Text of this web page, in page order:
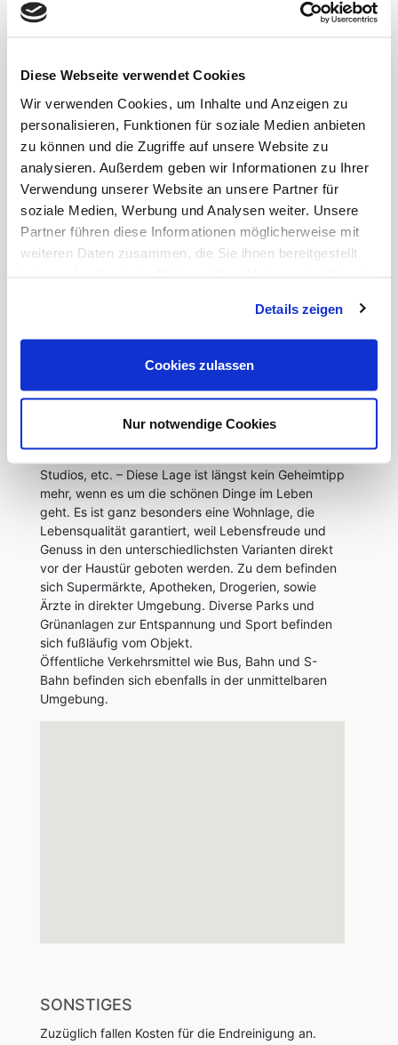
Diese Webseite verwendet Cookies
Wir verwenden Cookies, um Inhalte und Anzeigen zu
personalisieren, Funktionen für soziale Medien anbieten
zu können und die Zugriffe auf unsere Website zu
analysieren. Außerdem geben wir Informationen zu Ihrer
Verwendung unserer Website an unsere Partner für
soziale Medien, Werbung und Analysen weiter. Unsere
Partner führen diese Informationen möglicherweise mit
weiteren Daten zusammen, die Sie ihnen bereitgestellt
Details zeigen
Cookies zulassen
Nur notwendige Cookies
Baujahr lt. Energieausweis
1960
AUSSTATTUNG
-modern möbliert
-WLAN
-Smart-TV
-Duschbad
-Bügeleisen und Bügelbrett
-Handtücher und Bettwäsche
LAGE
Das Objekt befindet sich im beliebten Szene-Viertel
Studios, etc. – Diese Lage ist längst kein Geheimtipp
mehr, wenn es um die schönen Dinge im Leben
geht. Es ist ganz besonders eine Wohnlage, die
Lebensqualität garantiert, weil Lebensfreude und
Genuss in den unterschiedlichsten Varianten direkt
vor der Haustür geboten werden. Zu dem befinden
sich Supermärkte, Apotheken, Drogerien, sowie
Ärzte in direkter Umgebung. Diverse Parks und
Grünanlagen zur Entspannung und Sport befinden
sich fußläufig vom Objekt.
Öffentliche Verkehrsmittel wie Bus, Bahn und S-
Bahn befinden sich ebenfalls in der unmittelbaren
Umgebung.
SONSTIGES
Zuzüglich fallen Kosten für die Endreinigung an.